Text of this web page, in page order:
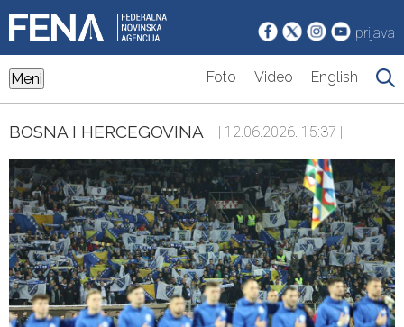
prijava
Meni Foto Video English
BOSNA I HERCEGOVINA | 12.06.2026. 15:37 |